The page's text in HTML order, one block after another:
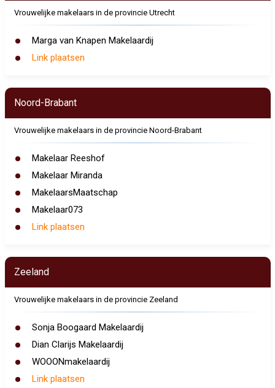
Vrouwelijke makelaars in de provincie Utrecht
Marga van Knapen Makelaardij
Link plaatsen
Noord-Brabant
Vrouwelijke makelaars in de provincie Noord-Brabant
Makelaar Reeshof
Makelaar Miranda
MakelaarsMaatschap
Makelaar073
Link plaatsen
Zeeland
Vrouwelijke makelaars in de provincie Zeeland
Sonja Boogaard Makelaardij
Dian Clarijs Makelaardij
WOOONmakelaardij
Link plaatsen